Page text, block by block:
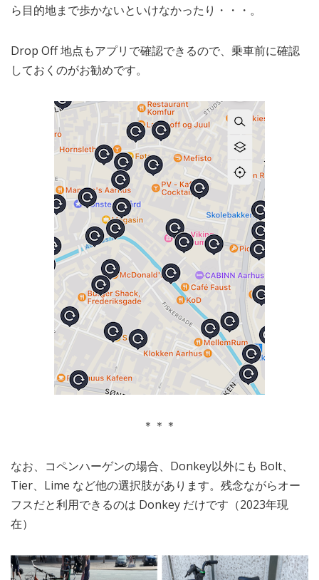
ら目的地まで歩かないといけなかったり・・・。
Drop Off 地点もアプリで確認できるので、乗車前に確認
しておくのがお勧めです。
＊＊＊
なお、コペンハーゲンの場合、Donkey以外にも Bolt、
Tier、Lime など他の選択肢があります。残念ながらオー
フスだと利用できるのは Donkey だけです（2023年現
在）